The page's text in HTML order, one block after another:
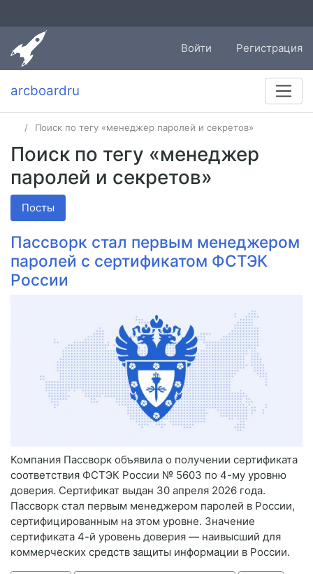
Войти Регистрация
arcboardru
Поиск по тегу «менеджер паролей и секретов»
Поиск по тегу «менеджер
паролей и секретов»
Посты
Пассворк стал первым менеджером
паролей с сертификатом ФСТЭК
России
Компания Пассворк объявила о получении сертификата
соответствия ФСТЭК России № 5603 по 4-му уровню
доверия. Сертификат выдан 30 апреля 2026 года.
Пассворк стал первым менеджером паролей в России,
сертифицированным на этом уровне. Значение
сертификата 4-й уровень доверия — наивысший для
коммерческих средств защиты информации в России.